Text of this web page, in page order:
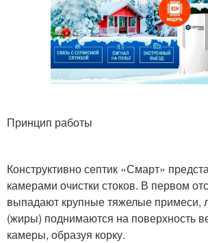
Принцип работы
Конструктивно септик «Смарт»
камерами очистки стоков. В первом
выпадают крупные тяжелые примеси,
(жиры) поднимаются на поверхность
камеры, образуя корку.